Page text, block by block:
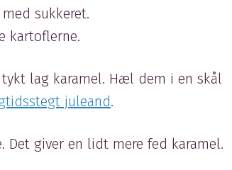
sukkeret.
kartoflerne.
lag karamel. Hæl dem i en skål
juleand.
giver en lidt mere fed karamel.